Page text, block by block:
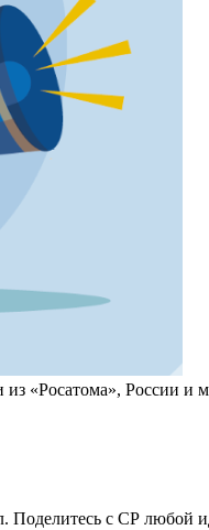
из «Росатома», России
Поделитесь с СР